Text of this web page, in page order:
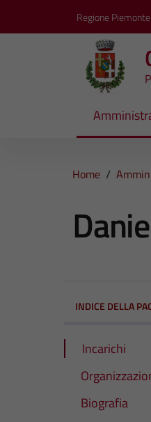
Regione Piemonte
Home /
INDICE DELLA
Incarichi
Biografia